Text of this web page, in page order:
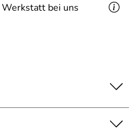
bei uns
nur noch mit einem